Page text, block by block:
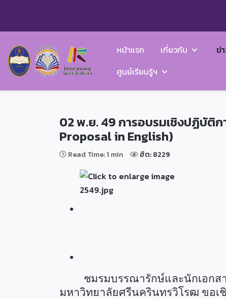
หน้าแรก เกี่ยวกับ ข่
ศูนย์เรียนรู้ฯ
02 พ.ย. 49 การอบรมเชิงปฏิบัติ
Proposal in English)
Read Time: 1 min ฮิต: 8229
ชมรมบรรณารักษ์และนักเอกส
มหาวิทยาลัยศรีนครินทรวิโรฒ ขอเ